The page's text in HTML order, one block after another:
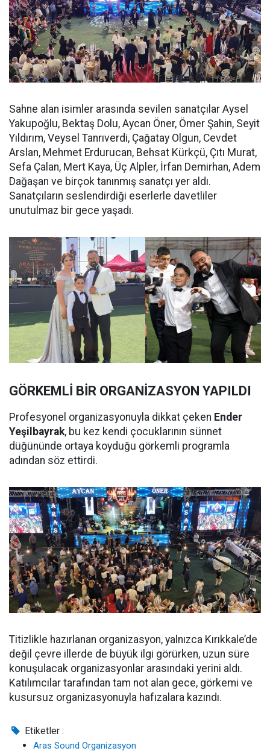
Sahne alan isimler arasında sevilen sanatçılar Aysel
Yakupoğlu, Bektaş Dolu, Aycan Öner, Ömer Şahin, Seyit
Yıldırım, Veysel Tanrıverdi, Çağatay Olgun, Cevdet
Arslan, Mehmet Erdurucan, Behsat Kürkçü, Çıtı Murat,
Sefa Çalan, Mert Kaya, Üç Alpler, İrfan Demirhan, Adem
Dağaşan ve birçok tanınmış sanatçı yer aldı.
Sanatçıların seslendirdiği eserlerle davetliler
unutulmaz bir gece yaşadı.
GÖRKEMLİ BİR ORGANİZASYON YAPILDI
Profesyonel organizasyonuyla dikkat çeken Ender
Yeşilbayrak, bu kez kendi çocuklarının sünnet
düğününde ortaya koyduğu görkemli programla
adından söz ettirdi.
Titizlikle hazırlanan organizasyon, yalnızca Kırıkkale’de
değil çevre illerde de büyük ilgi görürken, uzun süre
konuşulacak organizasyonlar arasındaki yerini aldı.
Katılımcılar tarafından tam not alan gece, görkemi ve
kusursuz organizasyonuyla hafızalara kazındı.
Etiketler :
Aras Sound Organizasyon